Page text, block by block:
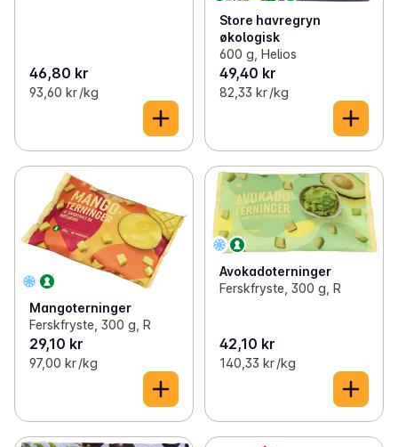
46,80 kr
93,60 kr /kg
Store havregryn
økologisk
600 g, Helios
49,40 kr
82,33 kr /kg
Mangoterninger
Ferskfryste, 300 g, R
29,10 kr
97,00 kr /kg
Avokadoterninger
Ferskfryste, 300 g, R
42,10 kr
140,33 kr /kg